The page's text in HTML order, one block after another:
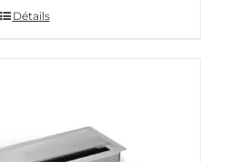
Détails